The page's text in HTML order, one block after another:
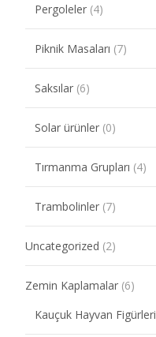
Pergoleler (4)
Piknik Masaları (7)
Saksılar (6)
Solar ürünler (0)
Tırmanma Grupları (4)
Trambolinler (7)
Uncategorized (2)
Zemin Kaplamalar (6)
Kauçuk Hayvan Figürleri